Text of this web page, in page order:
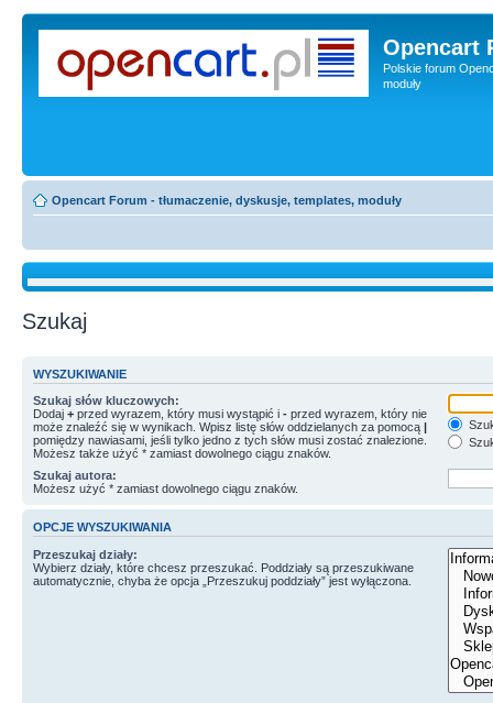
Opencart
Polskie forum
moduły
Opencart Forum - tłumaczenie, dyskusje, templates, moduły
Szukaj
WYSZUKIWANIE
Szukaj słów kluczowych:
Dodaj + przed wyrazem, który musi wystąpić i - przed wyrazem, który nie
może znaleźć się w wynikach. Wpisz listę słów oddzielanych za pomocą |
pomiędzy nawiasami, jeśli tylko jedno z tych słów musi zostać znalezione.
Możesz także użyć * zamiast dowolnego ciągu znaków.
Szukaj autora:
Możesz użyć * zamiast dowolnego ciągu znaków.
OPCJE WYSZUKIWANIA
Przeszukaj działy:
Wybierz działy, które chcesz przeszukać. Poddziały są przeszukiwane
automatycznie, chyba że opcja „Przeszukuj poddziały” jest wyłączona.